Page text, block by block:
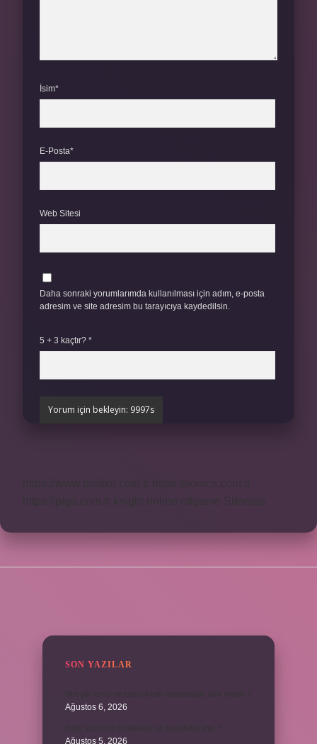
İsim*
E-Posta*
Web Sitesi
Daha sonraki yorumlarımda kullanılması için adım, e-posta
adresim ve site adresim bu tarayıcıya kaydedilsin.
5 + 3 kaçtır? *
SON YAZILAR
Ağustos 6, 2026
Ağustos 5, 2026